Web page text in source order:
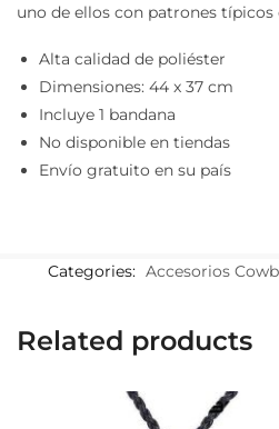
uno de ellos con patrones típicos
Alta calidad de poliéster
Dimensiones: 44 x 37 cm
Incluye 1 bandana
No disponible en tiendas
Envío gratuito en su país
Categories: Accesorios
Related products